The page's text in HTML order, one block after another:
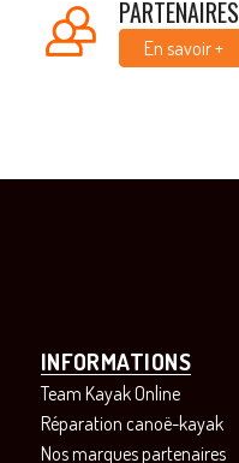
PARTENAIRES
En savoir +
INFORMATIONS
Team Kayak Online
Réparation canoë-kayak
Nos marques partenaires